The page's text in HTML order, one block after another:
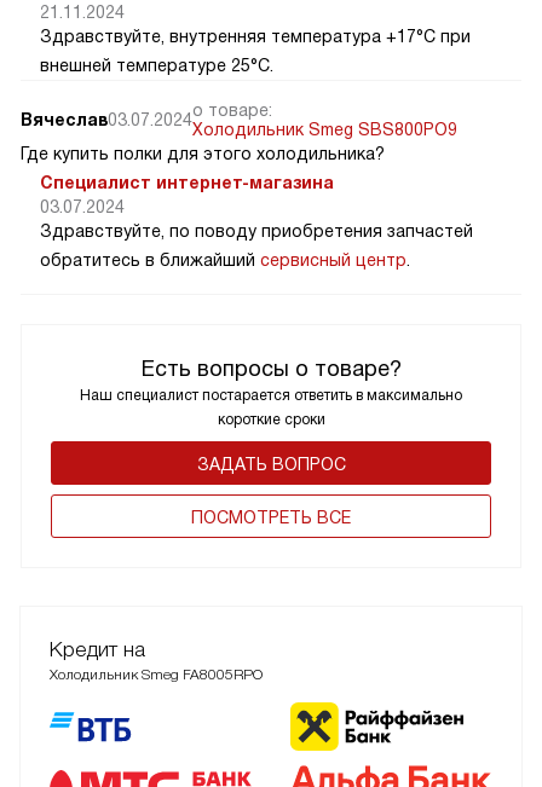
Есть вопросы о товаре?
Наш специалист постарается ответить в максимально
короткие сроки
ЗАДАТЬ ВОПРОС
ПОCМОТРЕТЬ ВСЕ
21.11.2024
Здравствуйте, внутренняя температура +17°C при
внешней температуре 25°C.
Вячеслав03.07.2024о товаре:
Холодильник Smeg SBS800PO9
Где купить полки для этого холодильника?
Специалист интернет-магазина
03.07.2024
Здравствуйте, по поводу приобретения запчастей
обратитесь в ближайший сервисный центр
Кредит на
Холодильник Smeg FA8005RPO